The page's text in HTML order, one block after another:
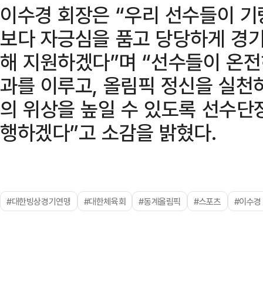
이수경 회장은 “우리 선수들이
보다 자긍심을 품고 당당하게 경
해 지원하겠다”며 “선수들이 온
과를 이루고, 올림픽 정신을 실
의 위상을 높일 수 있도록 선수
행하겠다”고 소감을 밝혔다.
#대한빙상경기연맹 #대한체육회 #동계올림픽 #스포츠 #이수경